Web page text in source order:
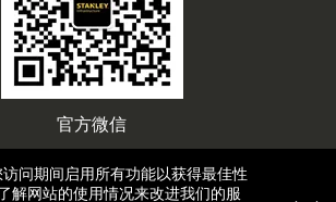
官方微信
问期间启用所有功能以获得最佳性
解网站的使用情况来改进我们的服